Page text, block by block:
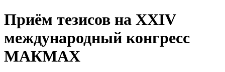
Приём тезисов на XXIV
международный конгресс
МАКМАХ